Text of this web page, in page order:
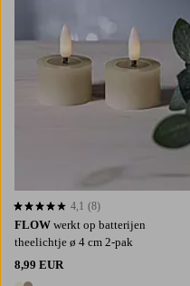
FLOW werkt op batterijen
theelichtje ø 4 cm 2-pak
8,99 EUR
4,1 op basis van 8 beoordelingen
4,1 (8)